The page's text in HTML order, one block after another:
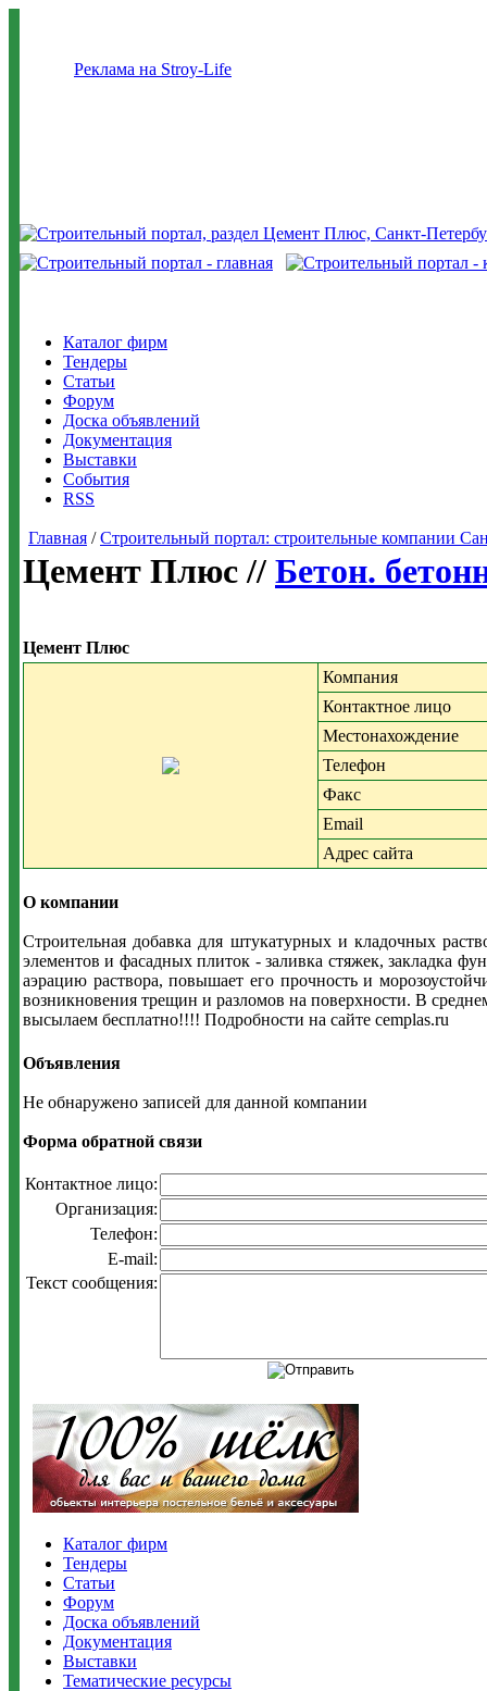
Реклама на Stroy-Life
Каталог фирм
Тендеры
Статьи
Форум
Доска объявлений
Документация
Выставки
События
RSS
Главная /Строительный портал: строительные компании
Цемент Плюс // Бетон.
Цемент Плюс
Компания
Контактное лицо
Местонахождение
Телефон
Факс
Email
Адрес сайта
О компании
Строительная добавка для штукатурных и кладочных
элементов и фасадных плиток - заливка стяжек, закладка
аэрацию раствора, повышает его прочность и
возникновения трещин и разломов на поверхности. В
высылаем бесплатно!!!! Подробности на сайте cemplas.ru
Объявления
Не обнаружено записей для данной компании
Форма обратной связи
Контактное лицо:
Организация:
Телефон:
E-mail:
Текст сообщения:
Каталог фирм
Тендеры
Статьи
Форум
Доска объявлений
Документация
Выставки
Тематические ресурсы